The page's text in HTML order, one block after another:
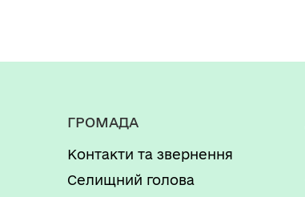
ГРОМАДА
Контакти та звернення
Селищний голова